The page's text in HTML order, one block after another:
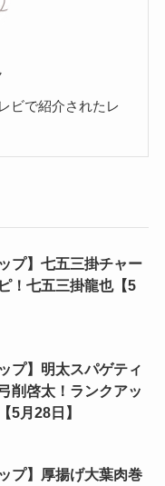
ビで紹介されたレ
プ】七五三掛チャー
！七五三掛龍也【5
プ】明太スパゲティ
削啓太！ランクアッ
5月28日】
プ】厚揚げ大葉肉巻